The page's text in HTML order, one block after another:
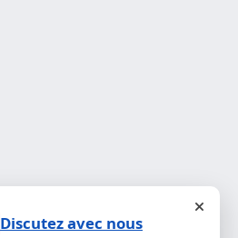
Discutez avec nous